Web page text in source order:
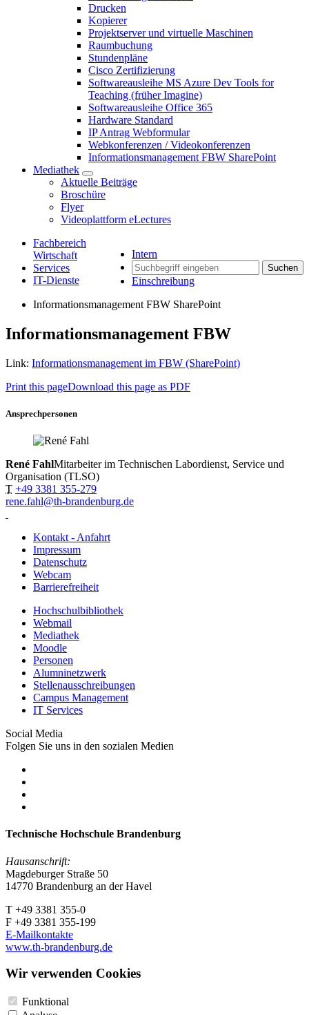
Drucken
Kopierer
Projektserver und virtuelle Maschinen
Raumbuchung
Stundenpläne
Cisco Zertifizierung
Softwareausleihe MS Azure Dev Tools for
Teaching (früher Imagine)
Softwareausleihe Office 365
Hardware Standard
IP Antrag Webformular
Webkonferenzen / Videokonferenzen
Informationsmanagement FBW SharePoint
Mediathek
Aktuelle Beiträge
Broschüre
Flyer
Videoplattform eLectures
Intern
Suchen
Einschreibung
Fachbereich
Wirtschaft
Services
IT-Dienste
Informationsmanagement FBW SharePoint
Informationsmanagement FBW
Link: Informationsmanagement im FBW (SharePoint)
Print this pageDownload this page as PDF
Ansprechpersonen
René FahlMitarbeiter im Technischen Labordienst, Service und
Organisation (TLSO)
T +49 3381 355-279
rene.fahl@th-brandenburg.de
Kontakt - Anfahrt
Impressum
Datenschutz
Webcam
Barrierefreiheit
Hochschulbibliothek
Webmail
Mediathek
Moodle
Personen
Alumninetzwerk
Stellenausschreibungen
Campus Management
IT Services
Social Media
Folgen Sie uns in den sozialen Medien
Technische Hochschule Brandenburg
Hausanschrift:
Magdeburger Straße 50
14770 Brandenburg an der Havel
T +49 3381 355-0
F +49 3381 355-199
E-Mailkontakte
www.th-brandenburg.de
Wir verwenden Cookies
Funktional